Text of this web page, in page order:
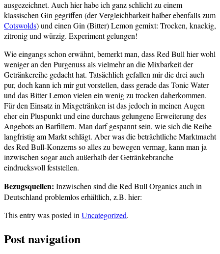
ausgezeichnet. Auch hier habe ich ganz schlicht zu einem
klassischen Gin gegriffen (der Vergleichbarkeit halber ebenfalls zum
Cotswolds) und einen Gin (Bitter) Lemon gemixt: Trocken, knackig,
zitronig und würzig. Experiment gelungen!
Wie eingangs schon erwähnt, bemerkt man, dass Red Bull hier wohl
weniger an den Purgenuss als vielmehr an die Mixbarkeit der
Getränkereihe gedacht hat. Tatsächlich gefallen mir die drei auch
pur, doch kann ich mir gut vorstellen, dass gerade das Tonic Water
und das Bitter Lemon vielen ein wenig zu trocken daherkommen.
Für den Einsatz in Mixgetränken ist das jedoch in meinen Augen
eher ein Pluspunkt und eine durchaus gelungene Erweiterung des
Angebots an Barfillern. Man darf gespannt sein, wie sich die Reihe
langfristig am Markt schlägt. Aber was die beträchtliche Marktmacht
des Red Bull-Konzerns so alles zu bewegen vermag, kann man ja
inzwischen sogar auch außerhalb der Getränkebranche
eindrucksvoll feststellen.
Bezugsquellen: Inzwischen sind die Red Bull Organics auch in
Deutschland problemlos erhältlich, z.B. hier:
This entry was posted inUncategorized.
Post navigation